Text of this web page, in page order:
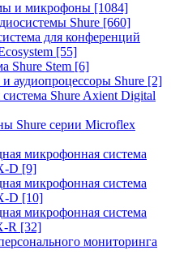
и микрофоны [1084]
Shure [660]
для конференций
[55]
Shure Stem [6]
аудиопроцессоры Shure [2]
Shure Axient Digital
Shure серии Microflex
микрофонная система
D [9]
микрофонная система
D [10]
микрофонная система
R [32]
мониторинга